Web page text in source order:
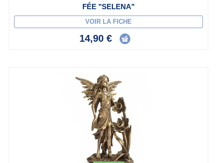
FÉE "SELENA"
VOIR LA FICHE
14,90 €